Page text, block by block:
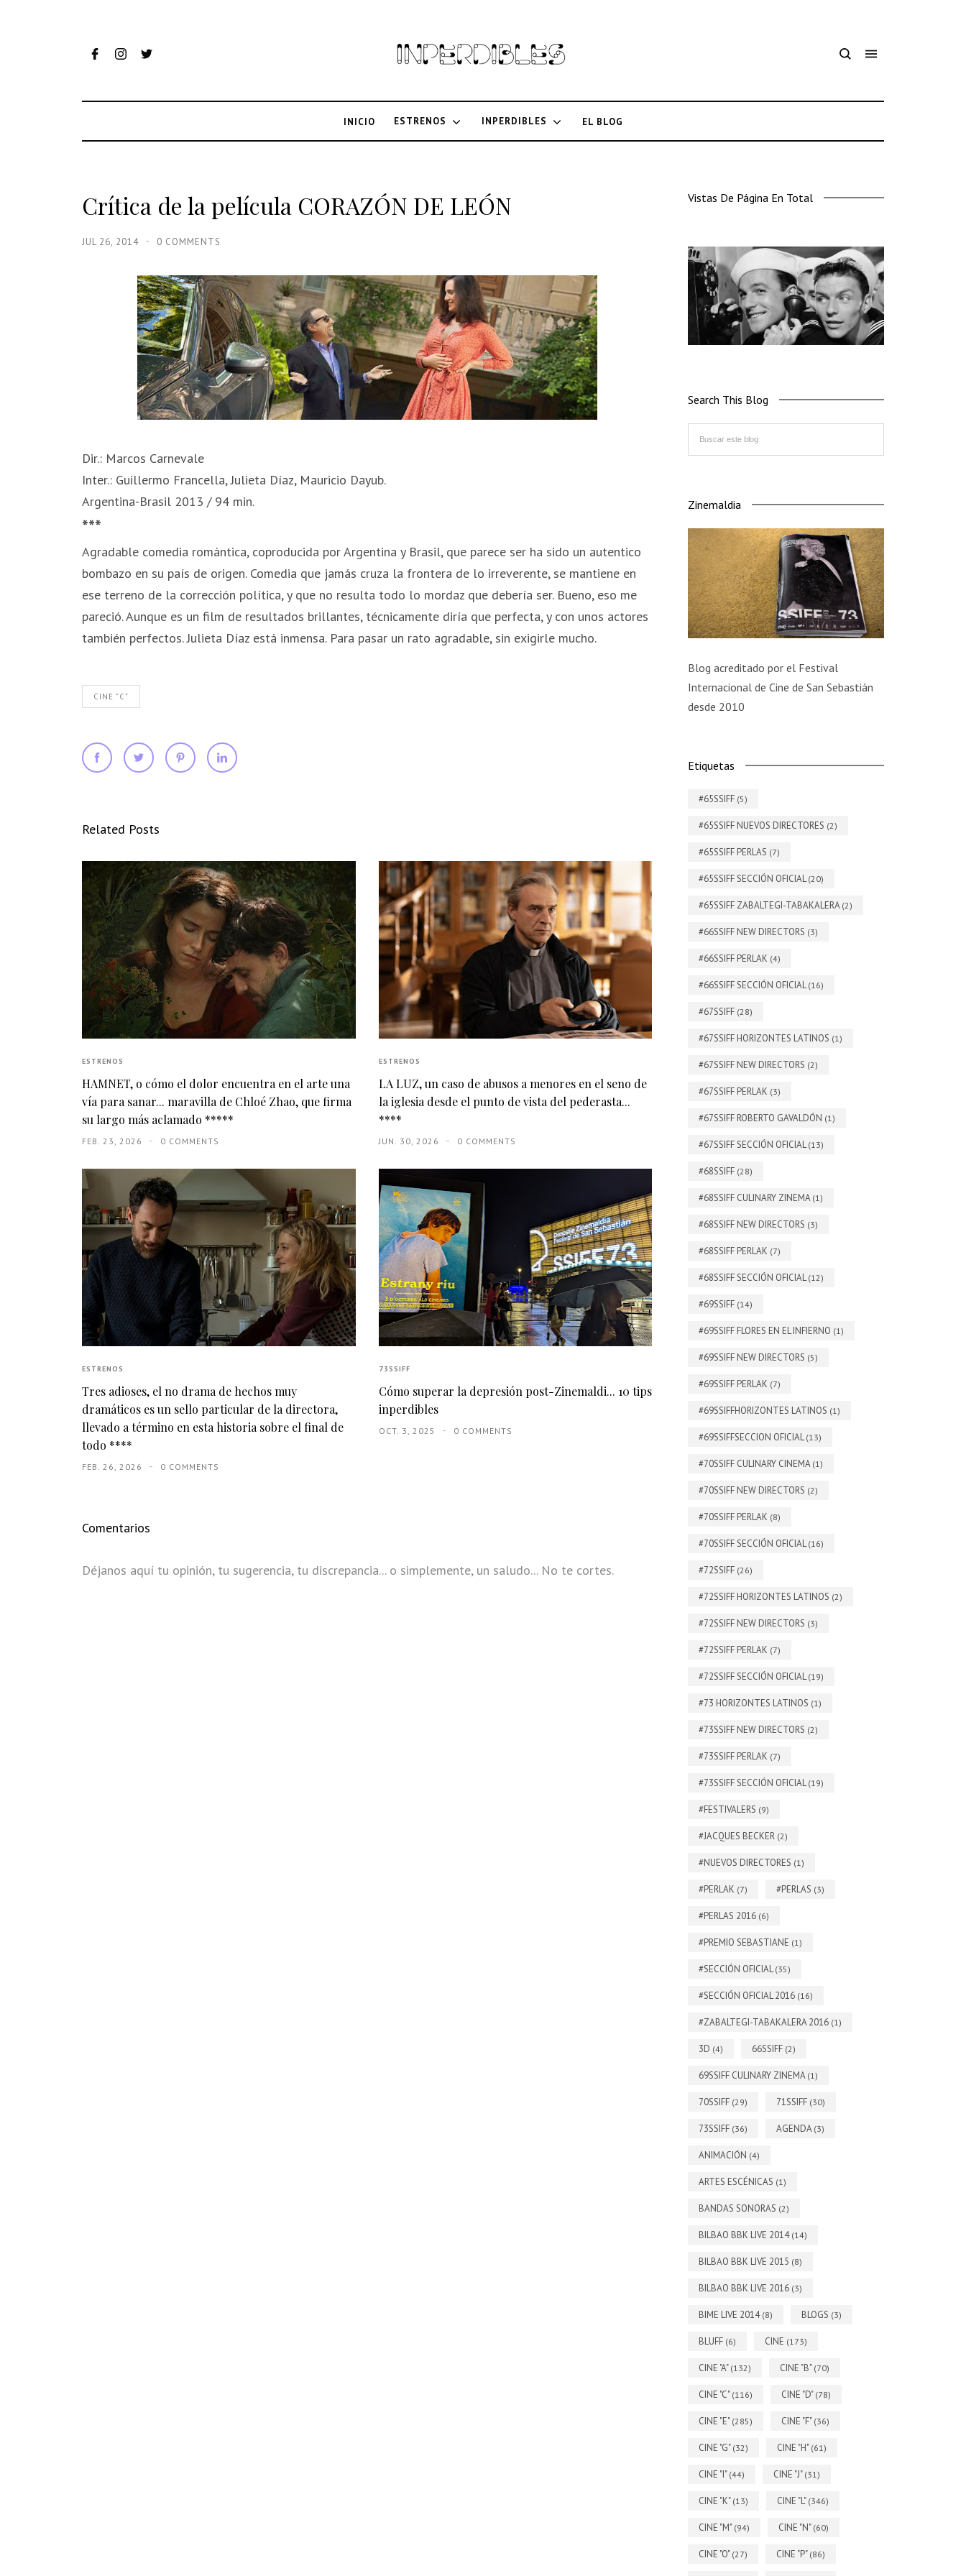
INICIO ESTRENOS INPERDIBLES EL BLOG
Crítica de la película CORAZÓN DE LEÓN
JUL 26, 2014 0 COMMENTS
Dir.: Marcos Carnevale
Inter.: Guillermo Francella, Julieta Díaz, Mauricio Dayub.
Argentina-Brasil 2013 / 94 min.
***
Agradable comedia romántica, coproducida por Argentina y Brasil, que parece ser ha sido un autentico
bombazo en su país de origen. Comedia que jamás cruza la frontera de lo irreverente, se mantiene en
ese terreno de la corrección política, y que no resulta todo lo mordaz que debería ser. Bueno, eso me
pareció. Aunque es un film de resultados brillantes, técnicamente diría que perfecta, y con unos actores
también perfectos. Julieta Díaz está inmensa. Para pasar un rato agradable, sin exigirle mucho.
CINE "C"
Related Posts
ESTRENOS
HAMNET, o cómo el dolor encuentra en el arte una
vía para sanar... maravilla de Chloé Zhao, que firma
su largo más aclamado *****
FEB. 23, 2026 0 COMMENTS
ESTRENOS
LA LUZ, un caso de abusos a menores en el seno de
la iglesia desde el punto de vista del pederasta...
****
JUN. 30, 2026 0 COMMENTS
ESTRENOS
Tres adioses, el no drama de hechos muy
dramáticos es un sello particular de la directora,
llevado a término en esta historia sobre el final de
todo ****
FEB. 26, 2026 0 COMMENTS
73SSIFF
Cómo superar la depresión post-Zinemaldi... 10 tips
inperdibles
OCT. 3, 2025 0 COMMENTS
Comentarios
Déjanos aquí tu opinión, tu sugerencia, tu discrepancia... o simplemente, un saludo... No te cortes.
Vistas De Página En Total
Search This Blog
Zinemaldia
Blog acreditado por el Festival
Internacional de Cine de San Sebastián
desde 2010
Etiquetas
#65SSIFF (5)
#65SSIFF NUEVOS DIRECTORES (2)
#65SSIFF PERLAS (7)
#65SSIFF SECCIÓN OFICIAL(20)
#65SSIFF ZABALTEGI-TABAKALERA (2)
#66SSIFF NEW DIRECTORS (3)
#66SSIFF PERLAK (4)
#66SSIFF SECCIÓN OFICIAL(16)
#67SSIFF (28)
#67SSIFF HORIZONTES LATINOS (1)
#67SSIFF NEW DIRECTORS (2)
#67SSIFF PERLAK (3)
#67SSIFF ROBERTO GAVALDÓN (1)
#67SSIFF SECCIÓN OFICIAL(13)
#68SSIFF (28)
#68SSIFF CULINARY ZINEMA (1)
#68SSIFF NEW DIRECTORS (3)
#68SSIFF PERLAK (7)
#68SSIFF SECCIÓN OFICIAL(12)
#69SSIFF (14)
#69SSIFF FLORES EN EL INFIERNO (1)
#69SSIFF NEW DIRECTORS (5)
#69SSIFF PERLAK (7)
#69SSIFFHORIZONTES LATINOS (1)
#69SSIFFSECCION OFICIAL(13)
#70SSIFF CULINARY CINEMA (1)
#70SSIFF NEW DIRECTORS (2)
#70SSIFF PERLAK (8)
#70SSIFF SECCIÓN OFICIAL(16)
#72SSIFF (26)
#72SSIFF HORIZONTES LATINOS (2)
#72SSIFF NEW DIRECTORS (3)
#72SSIFF PERLAK (7)
#72SSIFF SECCIÓN OFICIAL(19)
#73 HORIZONTES LATINOS (1)
#73SSIFF NEW DIRECTORS (2)
#73SSIFF PERLAK (7)
#73SSIFF SECCIÓN OFICIAL(19)
#FESTIVALERS (9)
#JACQUES BECKER (2)
#NUEVOS DIRECTORES (1)
#PERLAK (7) #PERLAS (3)
#PERLAS 2016 (6)
#PREMIO SEBASTIANE (1)
#SECCIÓN OFICIAL(35)
#SECCIÓN OFICIAL 2016 (16)
#ZABALTEGI-TABAKALERA 2016 (1)
3D (4) 66SSIFF (2)
69SSIFF CULINARY ZINEMA (1)
70SSIFF (29) 71SSIFF (30)
73SSIFF (36) AGENDA (3)
ANIMACIÓN (4)
ARTES ESCÉNICAS (1)
BANDAS SONORAS (2)
BILBAO BBK LIVE 2014 (14)
BILBAO BBK LIVE 2015 (8)
BILBAO BBK LIVE 2016 (3)
BIME LIVE 2014 (8) BLOGS (3)
BLUFF (6) CINE (173)
CINE "A" (132) CINE "B" (70)
CINE "C" (116) CINE "D" (78)
CINE "E" (285) CINE "F" (36)
CINE "G" (32) CINE "H" (61)
CINE "I" (44) CINE "J" (31)
CINE "K" (13) CINE "L" (346)
CINE "M" (94) CINE "N" (60)
CINE "O" (27) CINE "P" (86)